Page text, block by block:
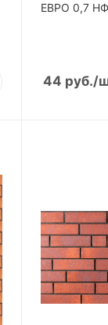
ЕВРО 0,7
44 руб./